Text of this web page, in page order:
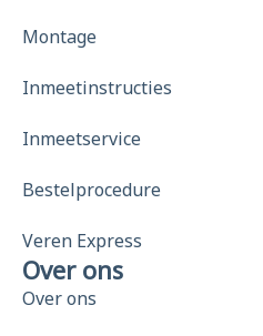
Montage
Inmeetinstructies
Inmeetservice
Bestelprocedure
Veren Express
Over ons
Over ons